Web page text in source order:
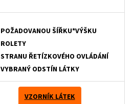
POŽADOVANOU ŠÍŘKU*VÝŠKU
ROLETY
STRANU ŘETÍZKOVÉHO OVLÁDÁNÍ
VYBRANÝ ODSTÍN LÁTKY
VZORNÍK LÁTEK